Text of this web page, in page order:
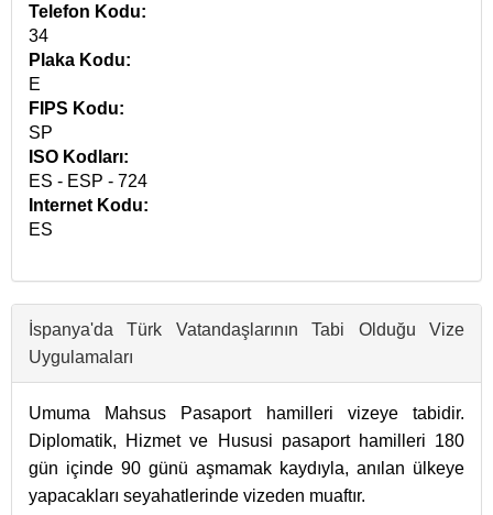
Telefon Kodu:
34
Plaka Kodu:
E
FIPS Kodu:
SP
ISO Kodları:
ES - ESP - 724
Internet Kodu:
ES
İspanya'da Türk Vatandaşlarının Tabi Olduğu Vize
Uygulamaları
Umuma Mahsus Pasaport hamilleri vizeye tabidir.
Diplomatik, Hizmet ve Hususi pasaport hamilleri 180
gün içinde 90 günü aşmamak kaydıyla, anılan ülkeye
yapacakları seyahatlerinde vizeden muaftır.